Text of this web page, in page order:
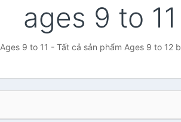
ages 9 to 11
Ages 9 to 11 - Tất cả sản phẩm Ages 9 to 12